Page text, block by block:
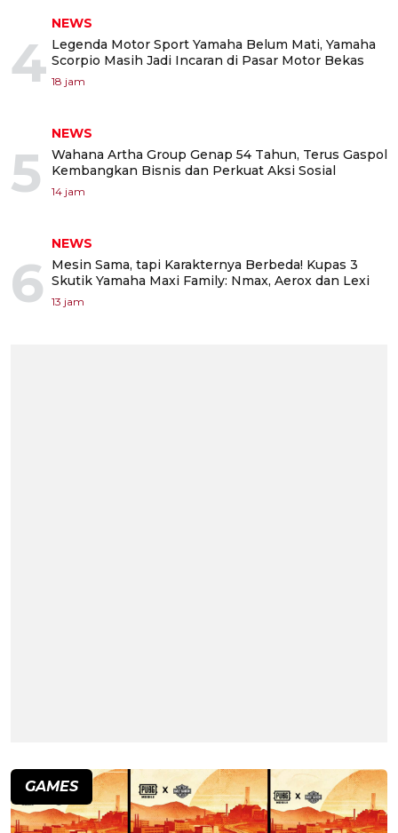
4
NEWS
Legenda Motor Sport Yamaha Belum Mati, Yamaha
Scorpio Masih Jadi Incaran di Pasar Motor Bekas
18 jam
5
NEWS
Wahana Artha Group Genap 54 Tahun, Terus Gaspol
Kembangkan Bisnis dan Perkuat Aksi Sosial
14 jam
6
NEWS
Mesin Sama, tapi Karakternya Berbeda! Kupas 3
Skutik Yamaha Maxi Family: Nmax, Aerox dan Lexi
13 jam
GAMES